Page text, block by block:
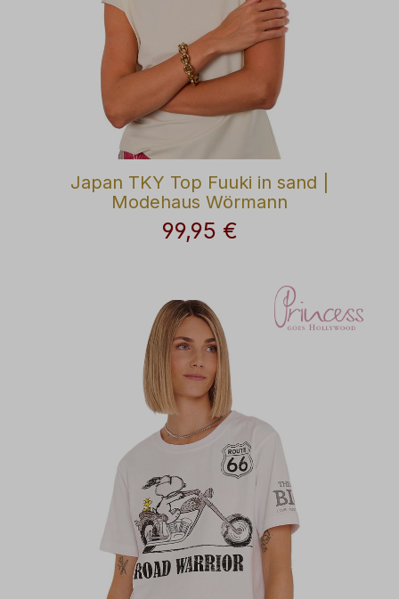
Japan TKY Top Fuuki in sand |
Modehaus Wörmann
Regulärer Preis:
99,95 €